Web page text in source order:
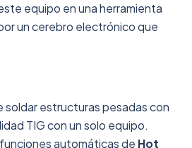
equipo en una herramienta
un cerebro electrónico que
soldar estructuras pesadas con
TIG con un solo equipo.
automáticas de Hot